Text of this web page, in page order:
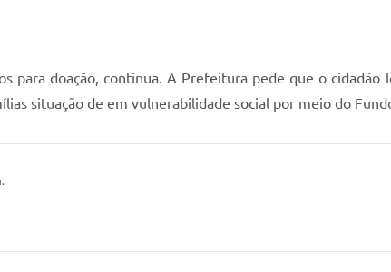
para doação, continua. A Prefeitura pede que o
situação de em vulnerabilidade social por meio do